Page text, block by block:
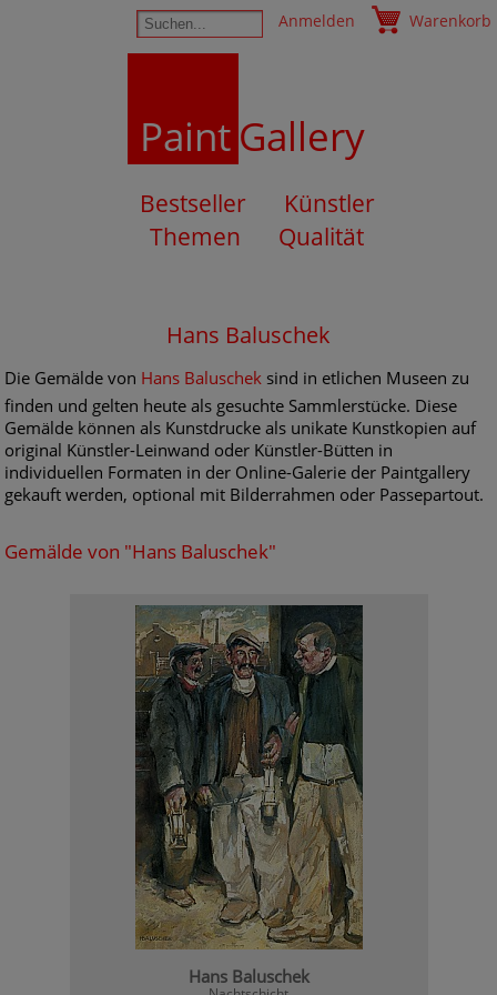
Anmelden Warenkorb
PaintGallery
Bestseller
Künstler
Themen
Qualität
Hans Baluschek
Die Gemälde von Hans Baluschek sind in etlichen Museen zu
finden und gelten heute als gesuchte Sammlerstücke. Diese
Gemälde können als Kunstdrucke als unikate Kunstkopien auf
original Künstler-Leinwand oder Künstler-Bütten in
individuellen Formaten in der Online-Galerie der Paintgallery
gekauft werden, optional mit Bilderrahmen oder Passepartout.
Gemälde von "Hans Baluschek"
Hans Baluschek